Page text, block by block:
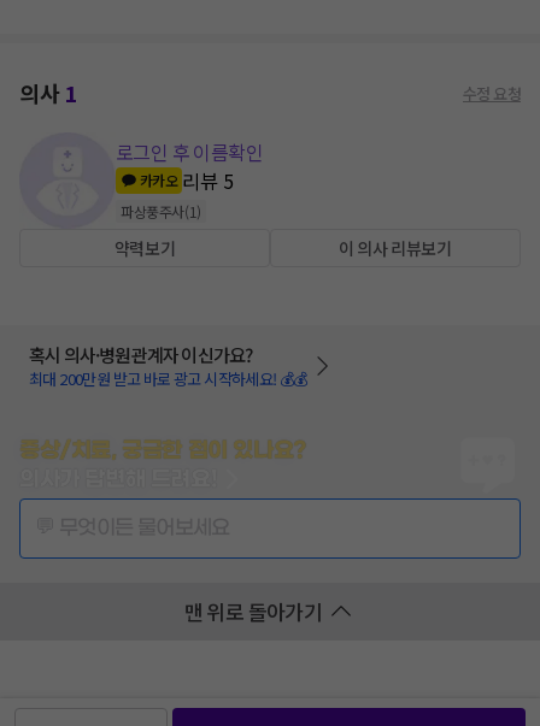
의사1 수정 요청
로그인 후 이름확인
카카오 리뷰 5
파상풍주사(1)
약력보기 이 의사 리뷰보기
혹시 의사·병원관계자 이신가요?
최대 200만원 받고 바로 광고 시작하세요! 💰💰
증상/치료, 궁금한 점이 있나요?
맨 위로 돌아가기